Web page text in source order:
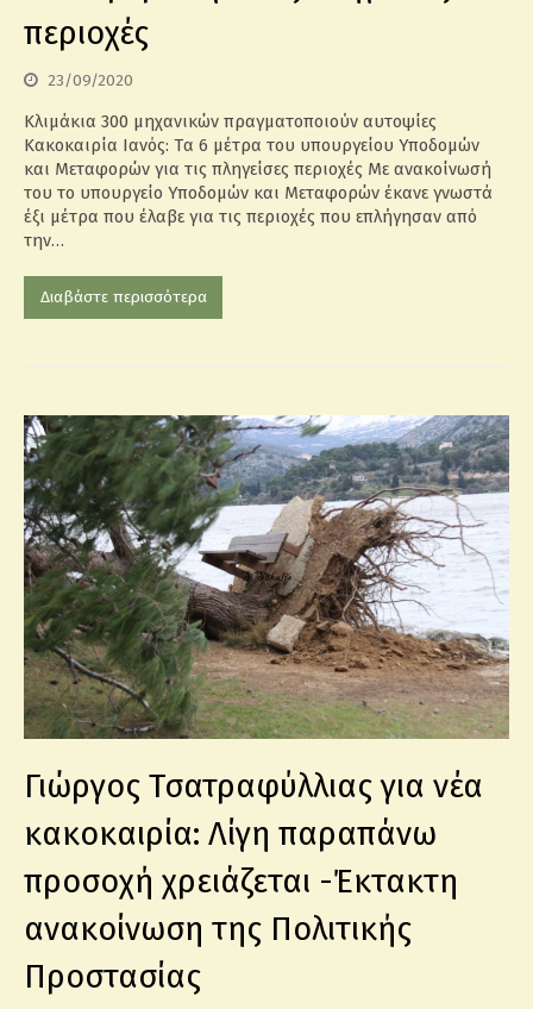
περιοχές
23/09/2020
Κλιμάκια 300 μηχανικών πραγματοποιούν αυτοψίες
Κακοκαιρία Ιανός: Tα 6 μέτρα του υπουργείου Υποδομών
και Μεταφορών για τις πληγείσες περιοχές Με ανακοίνωσή
του το υπουργείο Υποδομών και Μεταφορών έκανε γνωστά
έξι μέτρα που έλαβε για τις περιοχές που επλήγησαν από
την…
Διαβάστε περισσότερα
Γιώργος Τσατραφύλλιας για νέα
κακοκαιρία: Λίγη παραπάνω
προσοχή χρειάζεται -Έκτακτη
ανακοίνωση της Πολιτικής
Προστασίας